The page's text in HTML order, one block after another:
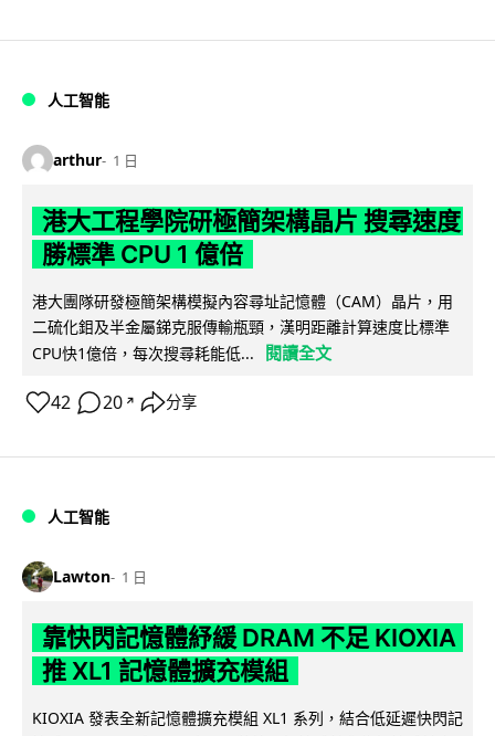
人工智能
arthur 1 日
港大工程學院研極簡架構晶片 搜尋速度
勝標準 CPU 1 億倍
港大團隊研發極簡架構模擬內容尋址記憶體（CAM）晶片，用
二硫化鉬及半金屬銻克服傳輸瓶頸，漢明距離計算速度比標準
CPU快1億倍，每次搜尋耗能低...
閱讀全文
42 20 ↗ 分享
人工智能
Lawton 1 日
靠快閃記憶體紓緩 DRAM 不足 KIOXIA
推 XL1 記憶體擴充模組
KIOXIA 發表全新記憶體擴充模組 XL1 系列，結合低延遲快閃記